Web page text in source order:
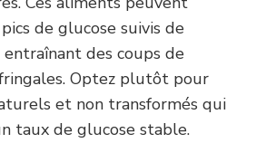
de glucose suivis de
des coups de
Optez plutôt pour
et non transformés qui
taux de glucose stable.